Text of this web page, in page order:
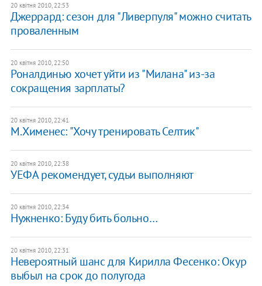
20 квітня 2010, 22:53
Джеррард: сезон для "Ливерпуля" можно считать
проваленным
20 квітня 2010, 22:50
Роналдинью хочет уйти из "Милана" из-за
сокращения зарплаты?
20 квітня 2010, 22:41
М.Хименес: "Хочу тренировать Селтик"
20 квітня 2010, 22:38
УЕФА рекомендует, судьи выполняют
20 квітня 2010, 22:34
Нужненко: Буду бить больно…
20 квітня 2010, 22:31
Невероятный шанс для Кирилла Фесенко: Окур
выбыл на срок до полугода